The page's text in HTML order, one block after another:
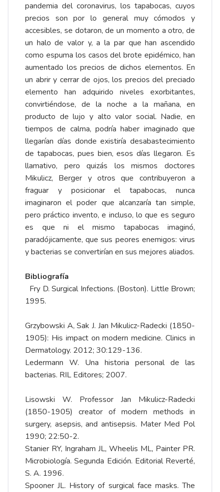
pandemia del coronavirus, los tapabocas, cuyos
precios son por lo general muy cómodos y
accesibles, se dotaron, de un momento a otro, de
un halo de valor y, a la par que han ascendido
como espuma los casos del brote epidémico, han
aumentado los precios de dichos elementos. En
un abrir y cerrar de ojos, los precios del preciado
elemento han adquirido niveles exorbitantes,
convirtiéndose, de la noche a la mañana, en
producto de lujo y alto valor social. Nadie, en
tiempos de calma, podría haber imaginado que
llegarían días donde existiría desabastecimiento
de tapabocas, pues bien, esos días llegaron. Es
llamativo, pero quizás los mismos doctores
Mikulicz, Berger y otros que contribuyeron a
fraguar y posicionar el tapabocas, nunca
imaginaron el poder que alcanzaría tan simple,
pero práctico invento, e incluso, lo que es seguro
es que ni el mismo tapabocas imaginó,
paradójicamente, que sus peores enemigos: virus
y bacterias se convertirían en sus mejores aliados.
Bibliografía
Fry D. Surgical Infections. (Boston). Little Brown;
1995.
Grzybowski A, Sak J. Jan Mikulicz-Radecki (1850-
1905): His impact on modern medicine. Clinics in
Dermatology. 2012; 30:129-136.
Ledermann W. Una historia personal de las
bacterias. RIL Editores; 2007.
Lisowski W. Professor Jan Mikulicz-Radecki
(1850-1905) creator of modern methods in
surgery, asepsis, and antisepsis. Mater Med Pol
1990; 22:50-2.
Stanier RY, Ingraham JL, Wheelis ML, Painter PR.
Microbiología. Segunda Edición. Editorial Reverté,
S. A. 1996.
Spooner JL. History of surgical face masks. The